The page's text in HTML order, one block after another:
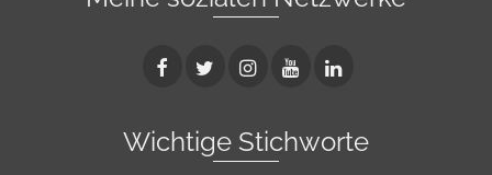
Wichtige Stichworte